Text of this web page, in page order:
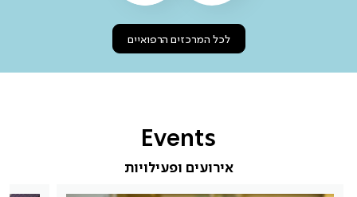
לכל המרכזים הרפואיים
Events
אירועים ופעילויות